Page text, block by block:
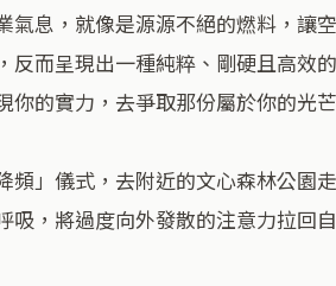
息，就像是源源不絕的燃料，讓
而呈現出一種純粹、剛硬且高效
的實力，去爭取那份屬於你的光芒
」儀式，去附近的文心森林公園
，將過度向外發散的注意力拉回